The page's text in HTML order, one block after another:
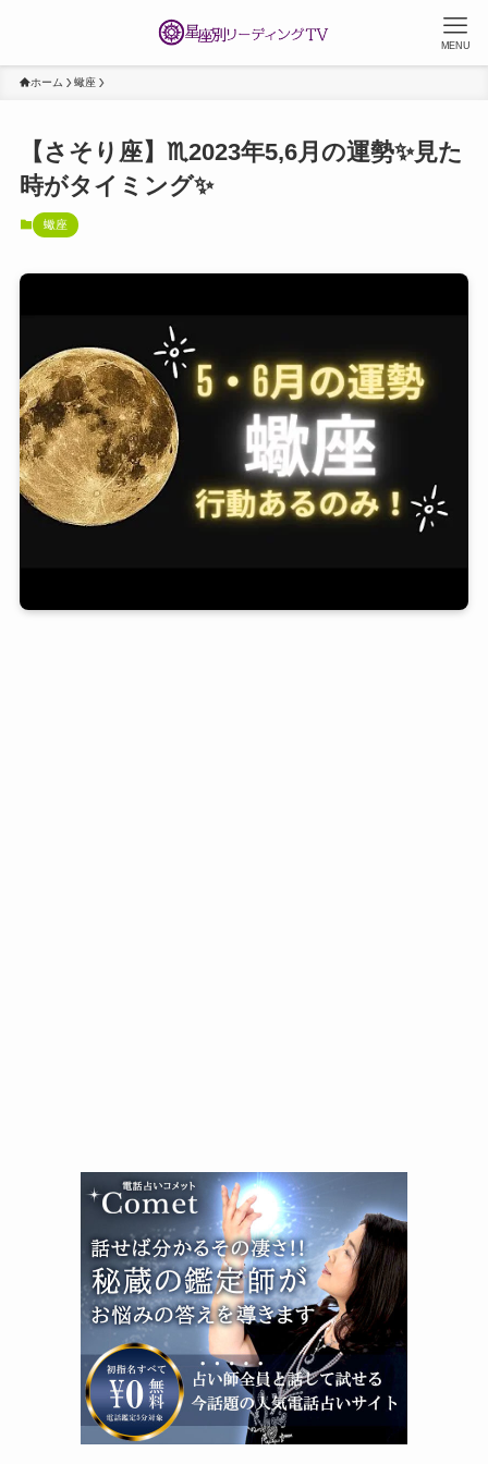
MENU
ホーム 蠍座
【さそり座】♏2023年5,6月の運勢✨見た
時がタイミング✨
蠍座